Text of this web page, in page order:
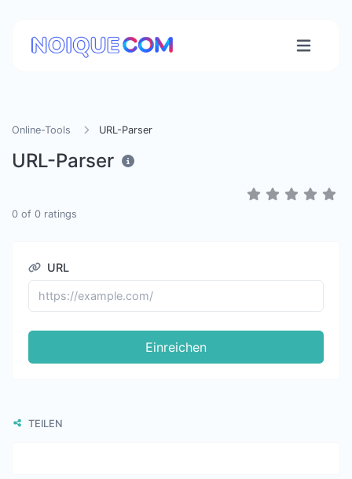
Online-Tools URL-Parser
URL-Parser
0 of 0 ratings
URL
Einreichen
TEILEN